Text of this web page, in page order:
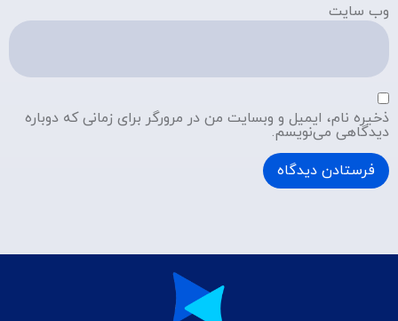
وب‌ سایت
ذخیره نام، ایمیل و وبسایت من در مرورگر برای زمانی که دوباره
دیدگاهی می‌نویسم.